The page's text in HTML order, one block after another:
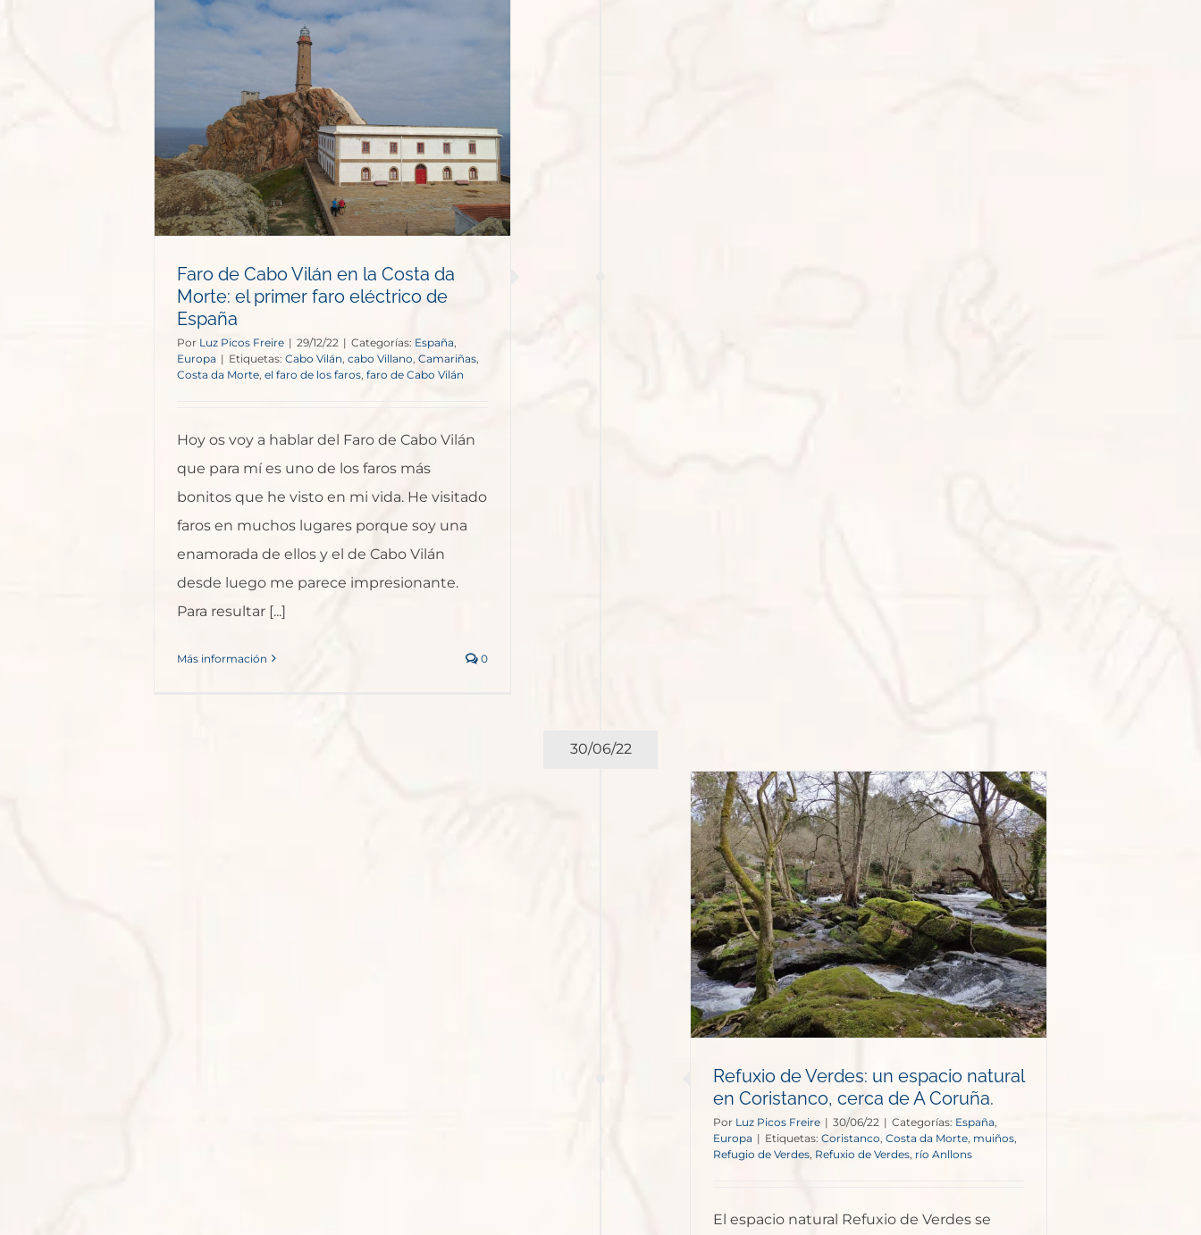
Faro de Cabo Vilán en la Costa da
Morte: el primer faro eléctrico de
España
Por Luz Picos Freire | 29/12/22 | Categorías: España
Europa | Etiquetas: Cabo Vilán cabo Villano Camariñas,
Costa da Morte el faro de los faros faro de Cabo Vilán
Hoy os voy a hablar del Faro de Cabo Vilán
que para mí es uno de los faros más
bonitos que he visto en mi vida. He visitado
faros en muchos lugares porque soy una
enamorada de ellos y el de Cabo Vilán
desde luego me parece impresionante.
Para resultar [...]
Más información 0
30/06/22
Refuxio de Verdes: un espacio natural
en Coristanco, cerca de A Coruña.
Por Luz Picos Freire | 30/06/22 | Categorías: España,
Europa | Etiquetas: Coristanco, Costa da Morte, muiños,
Refugio de Verdes, Refuxio de Verdes, río Anllons
El espacio natural Refuxio de Verdes se